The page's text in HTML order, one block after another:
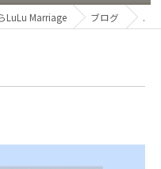
LuLu Marriage ブログ .